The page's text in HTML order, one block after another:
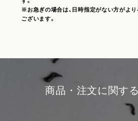
※お急ぎの場合は、日時指定がない方がよ
ございます。
商品・注文に関す